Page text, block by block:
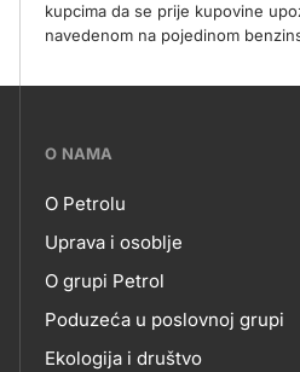
kupcima da se prije kupovine
navedenom na pojedinom
???
skupno.footer-
title???
O NAMA
O
NAMA
O Petrolu
Uprava i osoblje
O grupi Petrol
Poduzeća u poslovnoj grupi
Ekologija i društvo